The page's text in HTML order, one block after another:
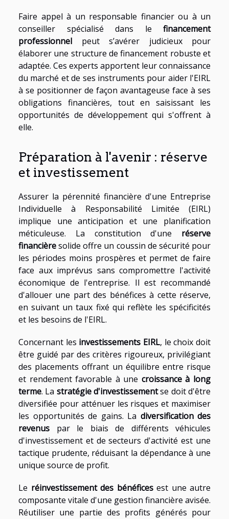
Faire appel à un responsable financier ou à un
conseiller spécialisé dans le financement
professionnel peut s’avérer judicieux pour
élaborer une structure de financement robuste et
adaptée. Ces experts apportent leur connaissance
du marché et de ses instruments pour aider l'EIRL
à se positionner de façon avantageuse face à ses
obligations financières, tout en saisissant les
opportunités de développement qui s'offrent à
elle.
Préparation à l'avenir : réserve
et investissement
Assurer la pérennité financière d'une Entreprise
Individuelle à Responsabilité Limitée (EIRL)
implique une anticipation et une planification
méticuleuse. La constitution d'une réserve
financièresolide offre un coussin de sécurité pour
les périodes moins prospères et permet de faire
face aux imprévus sans compromettre l'activité
économique de l'entreprise. Il est recommandé
d'allouer une part des bénéfices à cette réserve,
en suivant un taux fixé qui reflète les spécificités
et les besoins de l'EIRL.
Concernant les investissements EIRL, le choix doit
être guidé par des critères rigoureux, privilégiant
des placements offrant un équilibre entre risque
et rendement favorable à une croissance à long
terme. La stratégie d'investissementse doit d'être
diversifiée pour atténuer les risques et maximiser
les opportunités de gains. La diversification des
revenus par le biais de différents véhicules
d'investissement et de secteurs d'activité est une
tactique prudente, réduisant la dépendance à une
unique source de profit.
Le réinvestissement des bénéficesest une autre
composante vitale d'une gestion financière avisée.
Réutiliser une partie des profits générés pour